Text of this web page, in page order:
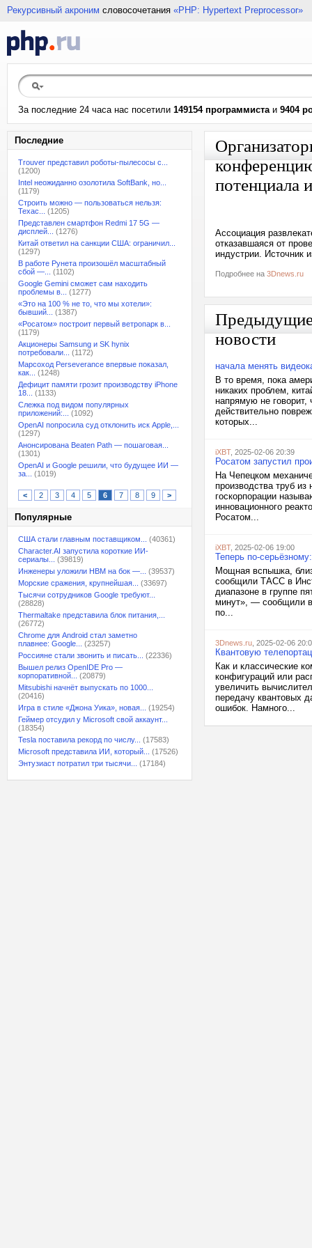
Рекурсивный акроним словосочетания «PHP: Hypertext Preprocessor»
За последние 24 часа нас посетили 149154 программистаи 9404
Последние
Trouver представил роботы-пылесосы с...
(1200)
Intel неожиданно озолотила SoftBank, но...
(1179)
Строить можно — пользоваться нельзя:
Техас...
(1205)
Представлен смартфон Redmi 17 5G —
дисплей...
(1276)
Китай ответил на санкции США: ограничил...
(1297)
В работе Рунета произошёл масштабный
сбой —...
(1102)
Google Gemini сможет сам находить
проблемы в...
(1277)
«Это на 100 % не то, что мы хотели»:
бывший...
(1387)
«Росатом» построит первый ветропарк в...
(1179)
Акционеры Samsung и SK hynix
потребовали...
(1172)
Марсоход Perseverance впервые показал,
как...
(1248)
Дефицит памяти грозит производству iPhone
18...
(1133)
Слежка под видом популярных
приложений:...
(1092)
OpenAI попросила суд отклонить иск Apple,...
(1297)
Анонсирована Beaten Path — пошаговая...
(1301)
OpenAI и Google решили, что будущее ИИ —
за...
(1019)
< 2 3 4 5 6 7 8 9 >
Популярные
США стали главным поставщиком...
(40361)
Character.AI запустила короткие ИИ-
сериалы...
(39819)
Инженеры уложили HBM на бок —...
(39537)
Морские сражения, крупнейшая...
(33697)
Тысячи сотрудников Google требуют...
(28828)
Thermaltake представила блок питания,...
(26772)
Chrome для Android стал заметно
плавнее: Google...
(23257)
Россияне стали звонить и писать...
(22336)
Вышел релиз OpenIDE Pro —
корпоративной...
(20879)
Mitsubishi начнёт выпускать по 1000...
(20416)
Игра в стиле «Джона Уика», новая...
(19254)
Геймер отсудил у Microsoft свой аккаунт...
(18354)
Tesla поставила рекорд по числу...
(17583)
Microsoft представила ИИ, который...
(17526)
Энтузиаст потратил три тысячи...
(17184)
потенциала
Ассоциация
отказавшаяся от
индустрии. Источник
Подробнее на 3Dnews.ru
новости
начала менять
В то время, пока
никаких проблем,
напрямую не говорит,
действительно
которых...
iXBT, 2025-02-06 20:39
Росатом запустил
На Чепецком
производства труб
госкорпорации
инновационного
Росатом...
iXBT, 2025-02-06 19:00
Теперь по-
Мощная вспышка,
сообщили ТАСС в
диапазоне в группе
минут», — сообщили в
по...
3Dnews.ru , 2025-02-06
Квантовую
Как и классические
конфигураций или
увеличить
передачу квантовых
ошибок. Намного...